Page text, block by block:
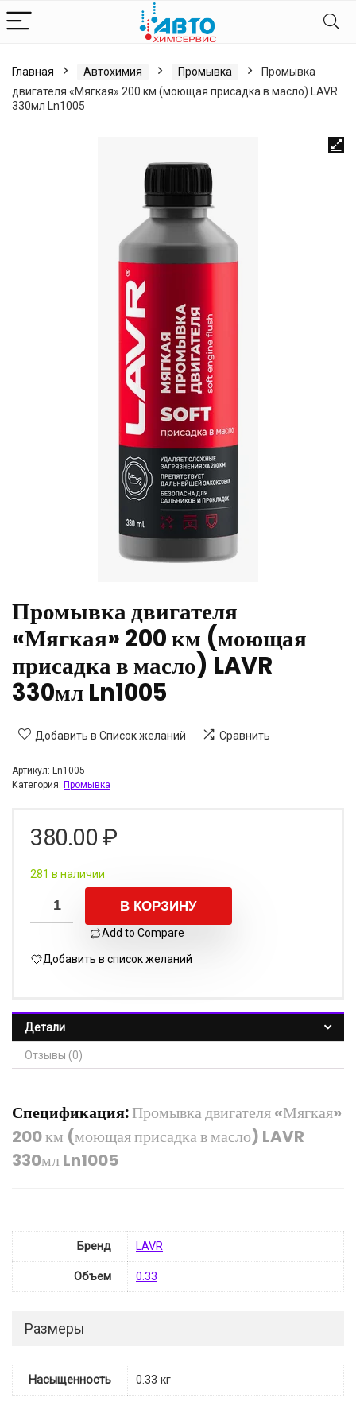
Главная Автохимия Промывка
Промывка
двигателя «Мягкая» 200 км (моющая присадка в масло) LAVR
330мл Ln1005
Промывка двигателя
«Мягкая» 200 км (моющая
присадка в масло) LAVR
330мл Ln1005
Добавить в Список желаний Сравнить
Артикул: Ln1005
Категория: Промывка
380.00 ₽
281 в наличии
В КОРЗИНУ
Add to Compare
Добавить в список желаний
Детали
Отзывы (0)
Спецификация:Промывка двигателя «Мягкая»
200 км (моющая присадка в масло) LAVR
330мл Ln1005
Бренд LAVR
Объем 0.33
Размеры
Насыщенность 0.33 кг